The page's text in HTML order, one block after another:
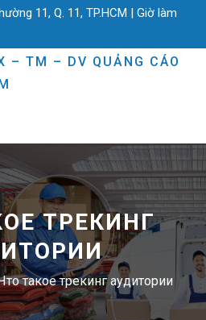
11, Q. 11, TP.HCM | Giờ làm
ТРЕКИНГ
такое трекинг аудитории